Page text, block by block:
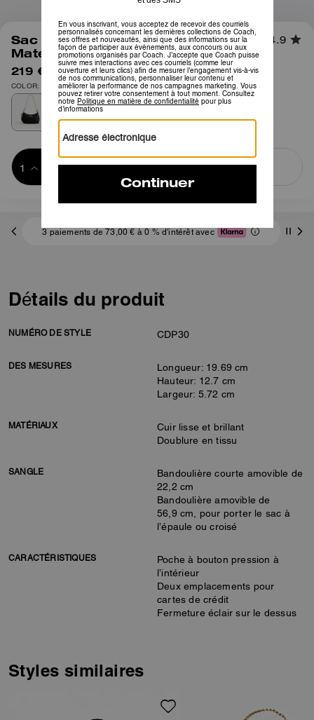
1/11
Sac Bandoulière Mini Teri
Matelassé
4.9
219 € 450 €
COLOR: Doré/Noir
Ajouter au
3 paiements de 73,00 € à 0 % d'intérêt avec
Détails du produit
NUMÉRO DE STYLE CDP30
DES MESURES
Longueur: 19.69 cm
Hauteur: 12.7 cm
Largeur: 5.72 cm
MATÉRIAUX
Cuir lisse et brillant
Doublure en tissu
SANGLE
Bandoulière courte amovible de
22,2 cm
Bandoulière amovible de
56,9 cm, pour porter le sac à
l’épaule ou croisé
CARACTÉRISTIQUES
Poche à bouton pression à
l’intérieur
Deux emplacements pour
cartes de crédit
Fermeture éclair sur le dessus
Styles similaires